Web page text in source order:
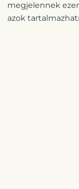
megjelennek
azok